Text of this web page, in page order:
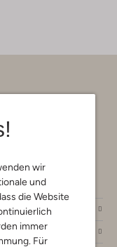
wir
und
die Website
immer
Für